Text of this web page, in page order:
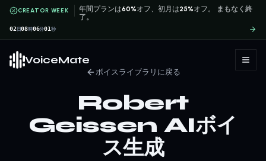
CREATOR WEEK 年間プランは60%オフ、初月は25%オフ。
まもなく終
了。
02日08時06分01 秒
VoiceMate
ボイスライブラリに戻る
Robert
Geissen AIボイ
ス生成